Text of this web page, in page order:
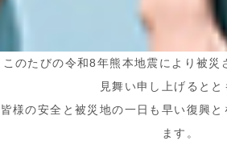
このたびの令和8年熊本地震により被災
見舞い申し上げるとと
皆様の安全と被災地の一日も早い復興
ます。